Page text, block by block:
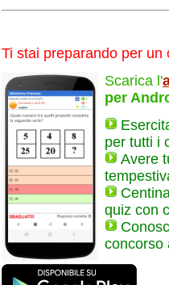
Ti stai preparando per un
Scarica l'
per
per tutti i
Avere
quiz con
concorso